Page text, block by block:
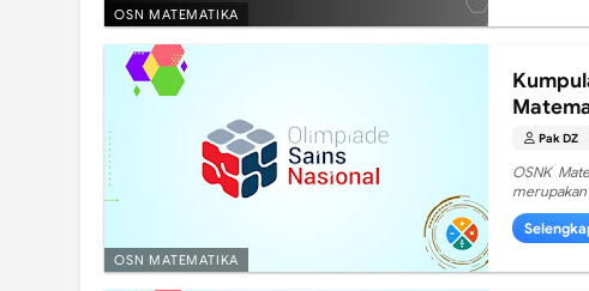
OSN MATEMATIKA
OSN MATEMATIKA
Pak DZ
OSNK